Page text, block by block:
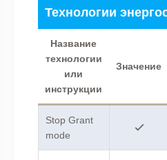
Технологии
Название
технологии
или
инструкции
Значение
Stop Grant
mode